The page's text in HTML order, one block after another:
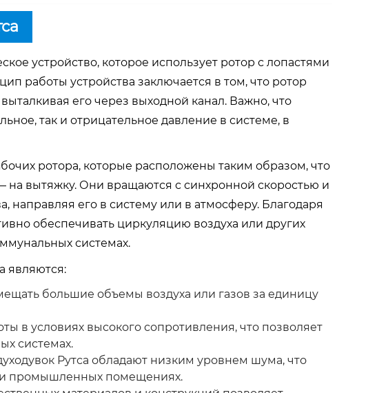
устройство, которое использует ротор с лопастями
работы устройства заключается в том, что ротор
его через выходной канал. Важно, что
так и отрицательное давление в системе, в
ротора, которые расположены таким образом, что
на вытяжку. Они вращаются с синхронной скоростью и
направляя его в систему или в атмосферу. Благодаря
обеспечивать циркуляцию воздуха или других
системах.
являются:
большие объемы воздуха или газов за единицу
в условиях высокого сопротивления, что позволяет
системах.
Рутса обладают низким уровнем шума, что
и промышленных помещениях.